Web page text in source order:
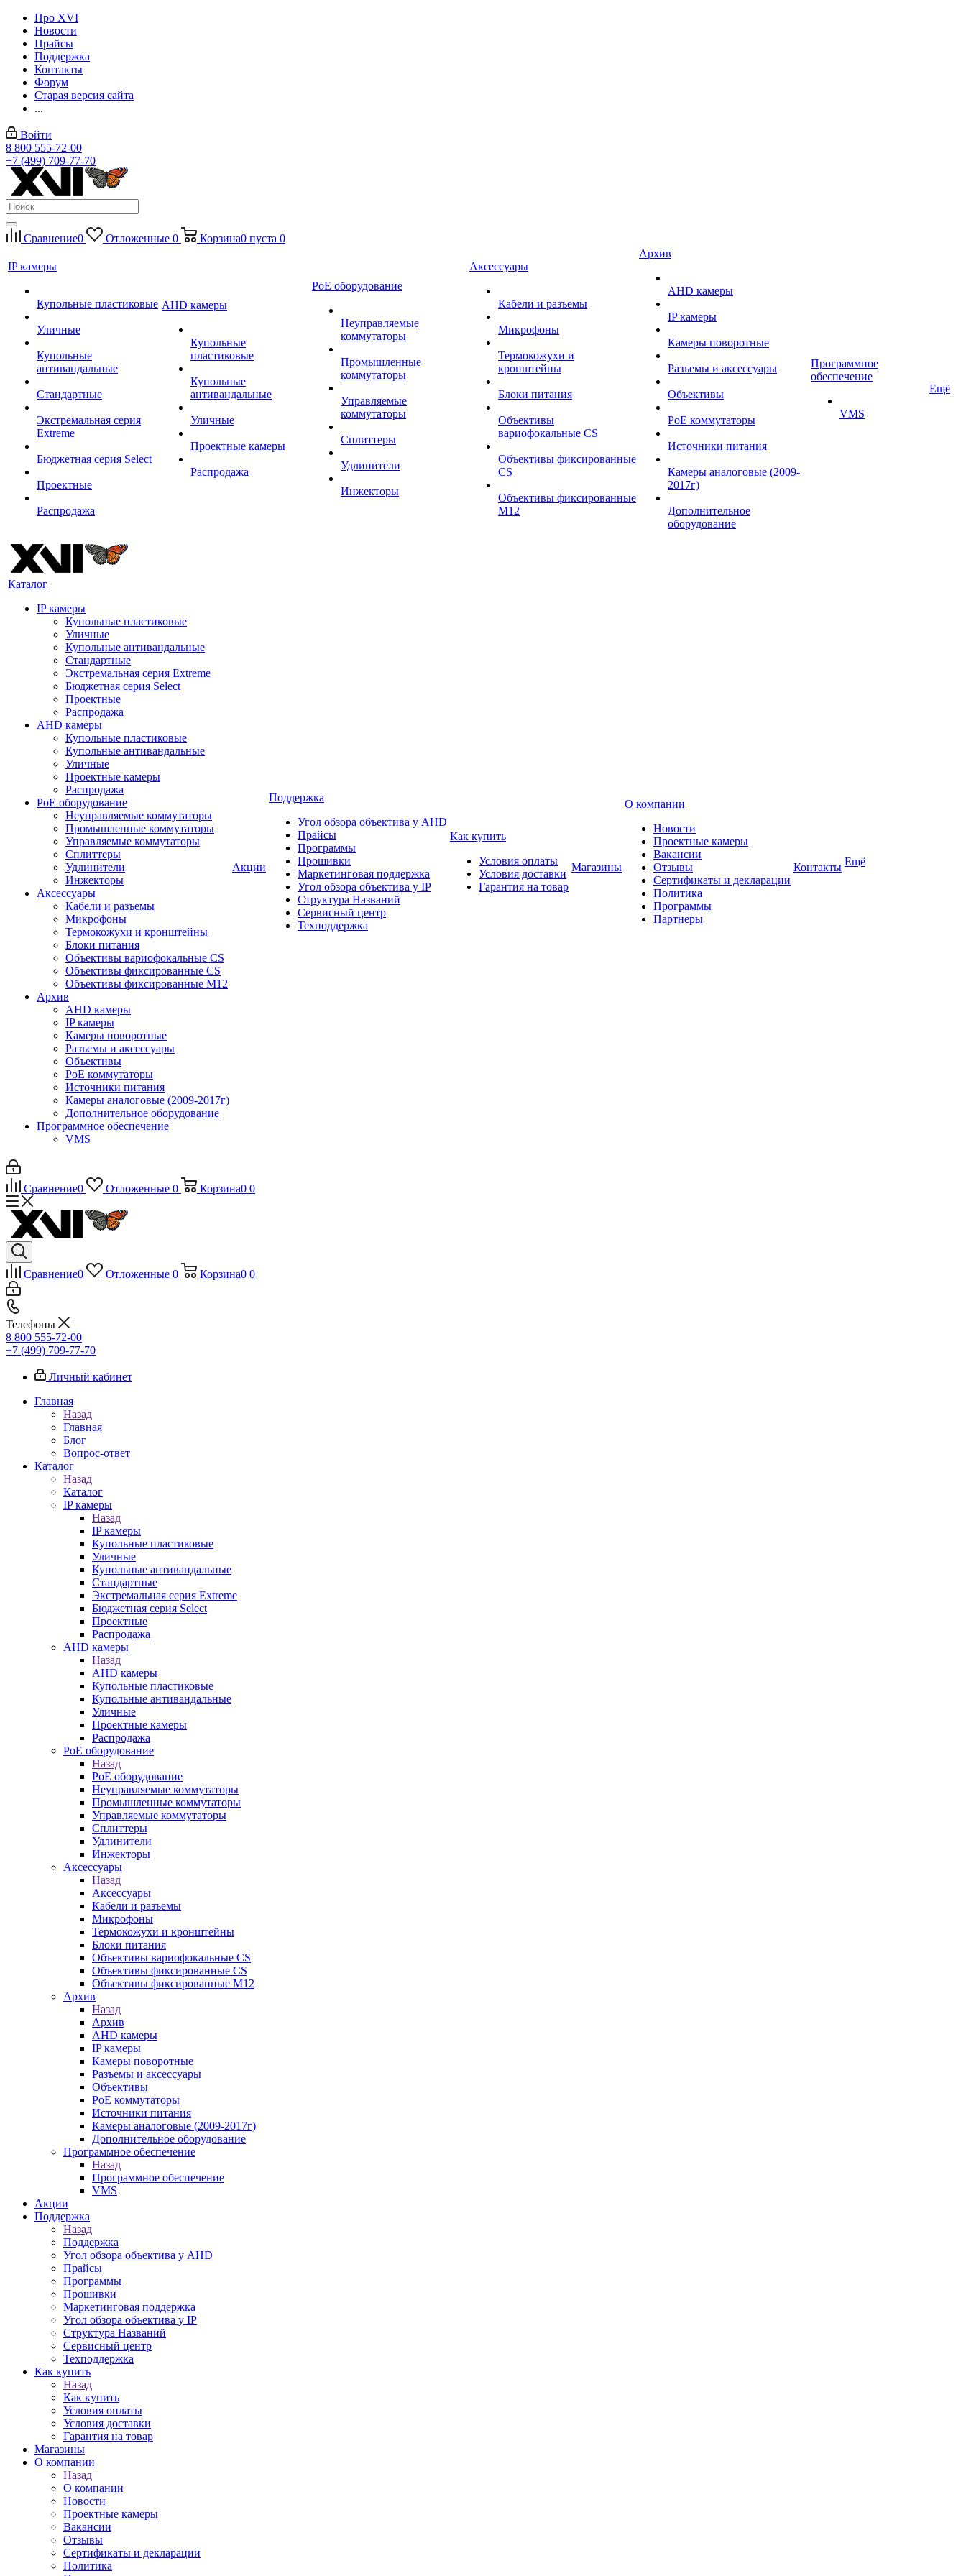
Про XVI
Новости
Прайсы
Поддержка
Контакты
Форум
Старая версия сайта
...
Войти
8 800 555-72-00
+7 (499) 709-77-70
Сравнение0 Отложенные 0 Корзина0 пуста 0
IP камеры
Купольные пластиковые
Уличные
Купольные
антивандальные
Стандартные
Экстремальная серия
Extreme
Бюджетная серия Select
Проектные
Распродажа
AHD камеры
Купольные
пластиковые
Купольные
антивандальные
Уличные
Проектные камеры
Распродажа
PoE оборудование
Неуправляемые
коммутаторы
Промышленные
коммутаторы
Управляемые
коммутаторы
Сплиттеры
Удлинители
Инжекторы
Аксессуары
Кабели и разъемы
Микрофоны
Термокожухи и
кронштейны
Блоки питания
Объективы
вариофокальные CS
Объективы фиксированные
CS
Объективы фиксированные
М12
Архив
AHD камеры
IP камеры
Камеры поворотные
Разъемы и аксессуары
Объективы
PoE коммутаторы
Источники питания
Камеры аналоговые (2009-
2017г)
Дополнительное
оборудование
Программное
обеспечение
VMS
Ещё
Каталог
IP камеры
Купольные пластиковые
Уличные
Купольные антивандальные
Стандартные
Экстремальная серия Extreme
Бюджетная серия Select
Проектные
Распродажа
AHD камеры
Купольные пластиковые
Купольные антивандальные
Уличные
Проектные камеры
Распродажа
PoE оборудование
Неуправляемые коммутаторы
Промышленные коммутаторы
Управляемые коммутаторы
Сплиттеры
Удлинители
Инжекторы
Аксессуары
Кабели и разъемы
Микрофоны
Термокожухи и кронштейны
Блоки питания
Объективы вариофокальные CS
Объективы фиксированные CS
Объективы фиксированные М12
Архив
AHD камеры
IP камеры
Камеры поворотные
Разъемы и аксессуары
Объективы
PoE коммутаторы
Источники питания
Камеры аналоговые (2009-2017г)
Дополнительное оборудование
Программное обеспечение
VMS
Акции
Поддержка
Угол обзора объектива у AHD
Прайсы
Программы
Прошивки
Маркетинговая поддержка
Угол обзора объектива у IP
Структура Названий
Сервисный центр
Техподдержка
Как купить
Условия оплаты
Условия доставки
Гарантия на товар
Магазины
О компании
Новости
Проектные камеры
Вакансии
Отзывы
Сертификаты и декларации
Политика
Программы
Партнеры
Контакты Ещё
Сравнение0 Отложенные 0 Корзина0 0
Сравнение0 Отложенные 0 Корзина0 0
Телефоны
8 800 555-72-00
+7 (499) 709-77-70
Личный кабинет
Главная
Назад
Главная
Блог
Вопрос-ответ
Каталог
Назад
Каталог
IP камеры
Назад
IP камеры
Купольные пластиковые
Уличные
Купольные антивандальные
Стандартные
Экстремальная серия Extreme
Бюджетная серия Select
Проектные
Распродажа
AHD камеры
Назад
AHD камеры
Купольные пластиковые
Купольные антивандальные
Уличные
Проектные камеры
Распродажа
PoE оборудование
Назад
PoE оборудование
Неуправляемые коммутаторы
Промышленные коммутаторы
Управляемые коммутаторы
Сплиттеры
Удлинители
Инжекторы
Аксессуары
Назад
Аксессуары
Кабели и разъемы
Микрофоны
Термокожухи и кронштейны
Блоки питания
Объективы вариофокальные CS
Объективы фиксированные CS
Объективы фиксированные М12
Архив
Назад
Архив
AHD камеры
IP камеры
Камеры поворотные
Разъемы и аксессуары
Объективы
PoE коммутаторы
Источники питания
Камеры аналоговые (2009-2017г)
Дополнительное оборудование
Программное обеспечение
Назад
Программное обеспечение
VMS
Акции
Поддержка
Назад
Поддержка
Угол обзора объектива у AHD
Прайсы
Программы
Прошивки
Маркетинговая поддержка
Угол обзора объектива у IP
Структура Названий
Сервисный центр
Техподдержка
Как купить
Назад
Как купить
Условия оплаты
Условия доставки
Гарантия на товар
Магазины
О компании
Назад
О компании
Новости
Проектные камеры
Вакансии
Отзывы
Сертификаты и декларации
Политика